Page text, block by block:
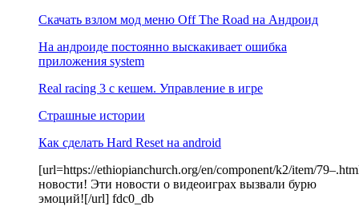
Скачать взлом мод меню Off The Road на Андроид
На андроиде постоянно выскакивает ошибка
приложения system
Real racing 3 c кешем. Управление в игре
Страшные истории
Как сделать Hard Reset на android
[url=https://ethiopianchurch.org/en/component/k2/item/
новости! Эти новости о видеоиграх вызвали бурю
эмоций![/url] fdc0_db